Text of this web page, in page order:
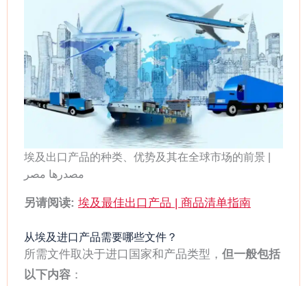
埃及出口产品的种类、优势及其在全球市场的前景 |
مصدرها مصر
另请阅读: 埃及最佳出口产品 | 商品清单指南
从埃及进口产品需要哪些文件？
所需文件取决于进口国家和产品类型， 但一般包括
以下内容 ：